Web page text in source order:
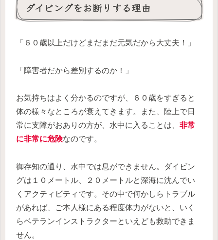
ダイビングをお断りする理由
「６０歳以上だけどまだまだ元気だから大丈夫！」
「障害者だから差別するのか！」
お気持ちはよく分かるのですが、６０歳をすぎると
体の様々なところが衰えてきます。また、陸上で日
常に支障がおありの方が、水中に入ることは、 非常
に非常に危険なのです。
御存知の通り、水中では息ができません。ダイビン
グは１０メートル、２０メートルと深海に沈んでい
くアクティビティです。その中で何かしらトラブル
があれば、ご本人様にある程度体力がないと、いく
らベテランインストラクターといえども救助できま
せん。